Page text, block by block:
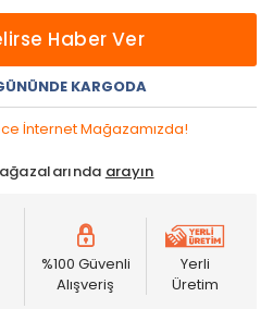
Haber Ver
KARGODA
İnternet Mağazamızda!
arayın
%100 Güvenli
Alışveriş
Yerli
Üretim